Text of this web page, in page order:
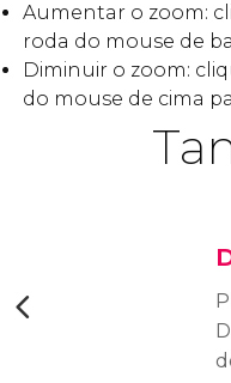
Aumentar o zoom:
roda do mouse de
Diminuir o zoom:
do mouse de cima